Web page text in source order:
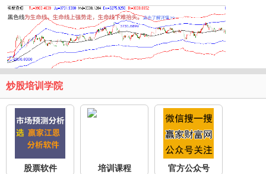
炒股培训学院
股票软件 培训课程 官方公众号